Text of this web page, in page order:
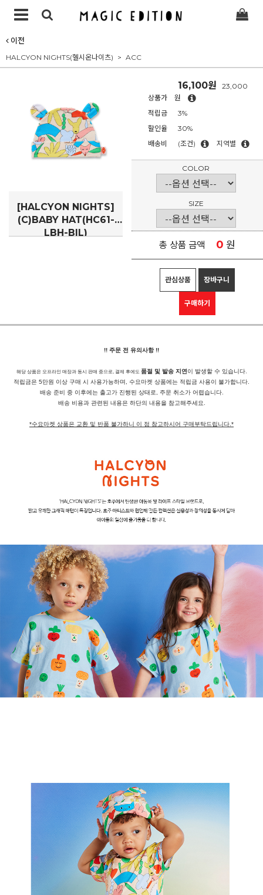
이전
HALCYON NIGHTS(헬시온나이츠) ACC
[HALCYON NIGHTS]
(C)BABY HAT(HC61-
LBH-BIL)
상품가
16,100원 23,000
원
적립금
3%
할인율
30%
배송비
(조건) 지역별
COLOR
SIZE
총 상품 금액 0 원
관심상품 장바구니
구매하기
!! 주문 전 유의사항 !!
해당 상품은 오프라인 매장과 동시 판매 중으로, 결제 후에도 품절 및 발송 지연 이 발생할 수 있습니다.
적립금은 5만원 이상 구매 시 사용가능하며, 수요마켓 상품에는 적립금 사용이 불가합니다.
배송 준비 중 이후에는 출고가 진행된 상태로, 주문 취소가 어렵습니다.
배송 비용과 관련된 내용은 하단의 내용을 참고해주세요.
*수요마켓 상품은 교환 및 반품 불가하니 이 점 참고하시어 구매부탁드립니다.*